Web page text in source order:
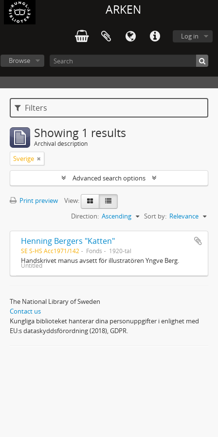
ARKEN
Log in
Browse
Filters
Showing 1 results
Archival description
Sverige
Advanced search options
Print preview
View:
Sort by: Relevance
Direction: Ascending
Henning Bergers "Katten"
SE S-HS Acc1971/142 Fonds 1920-tal
Handskrivet manus avsett för illustratören Yngve Berg.
Untitled
The National Library of Sweden
Contact us
Kungliga biblioteket hanterar dina personuppgifter i enlighet med
EU:s dataskyddsförordning (2018), GDPR.